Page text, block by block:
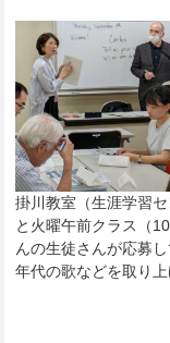
掛川教室（生涯学習
と火曜午前クラス（
んの生徒さんが応募
年代の歌などを取り